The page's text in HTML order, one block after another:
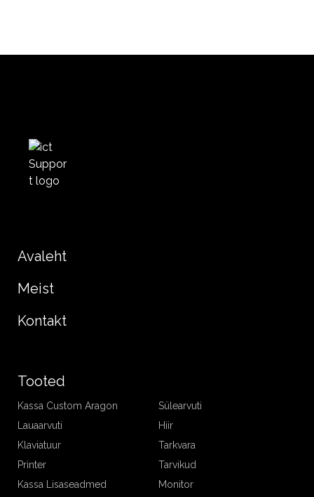
Avaleht
Meist
Kontakt
Tooted
Kassa Custom Aragon
Sülearvuti
Lauaarvuti
Hiir
Klaviatuur
Tarkvara
Printer
Tarvikud
Kassa Lisaseadmed
Monitor